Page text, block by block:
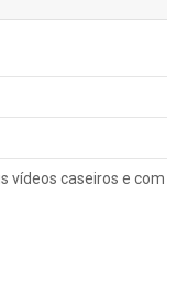
vídeos caseiros e com